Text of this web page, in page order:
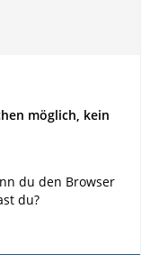
möglich, kein
du den Browser
du?